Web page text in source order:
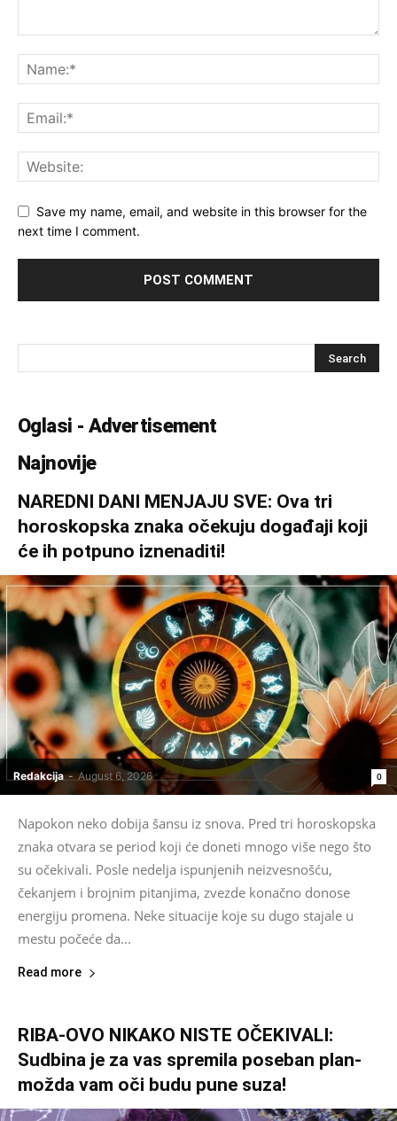
Save my name, email, and website in this browser for the
next time I comment.
Oglasi - Advertisement
Najnovije
NAREDNI DANI MENJAJU SVE: Ova tri
horoskopska znaka očekuju događaji koji
će ih potpuno iznenaditi!
Redakcija - August 6, 2026 0
Napokon neko dobija šansu iz snova. Pred tri horoskopska
znaka otvara se period koji će doneti mnogo više nego što
su očekivali. Posle nedelja ispunjenih neizvesnošću,
čekanjem i brojnim pitanjima, zvezde konačno donose
energiju promena. Neke situacije koje su dugo stajale u
mestu počeće da...
Read more
RIBA-OVO NIKAKO NISTE OČEKIVALI:
Sudbina je za vas spremila poseban plan-
možda vam oči budu pune suza!